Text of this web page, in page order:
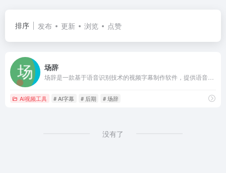
排序 发布 更新 浏览 点赞
场辞
AI视频工具 # AI字幕 # 后期 # 场辞
没有了